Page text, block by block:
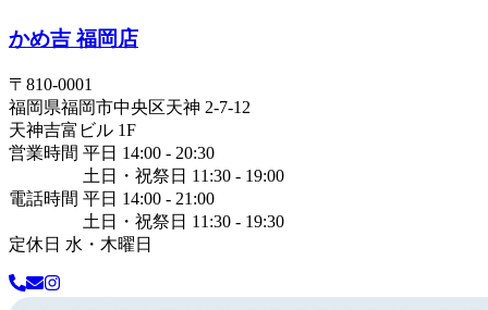
かめ吉 福岡店
〒 810-0001
福岡県福岡市中央区天神 2-7-12
天神吉富ビル 1F
営業時間 平日 14:00 - 20:30
土日・祝祭日 11:30 - 19:00
電話時間 平日 14:00 - 21:00
土日・祝祭日 11:30 - 19:30
定休日 水・木曜日